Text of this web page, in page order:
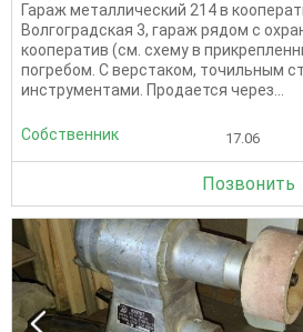
Гараж металлический 214 в
Волгоградская 3, гараж рядом с
кооператив (см. схему в
погребом. С верстаком, точильным
инструментами. Продается через...
Собственник 17.06
Позвонить